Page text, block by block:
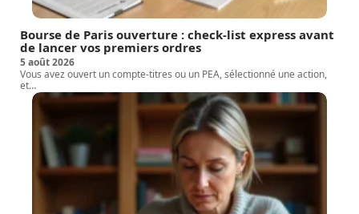
Bourse de Paris ouverture : check-list express avant
de lancer vos premiers ordres
5 août 2026
Vous avez ouvert un compte-titres ou un PEA, sélectionné une action,
et…